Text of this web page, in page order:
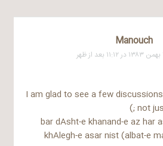
Manouch
1. I am glad to see a few
not
2. bar dAsht-e khanand-e az har
khAlegh-e asar nist (albat-e